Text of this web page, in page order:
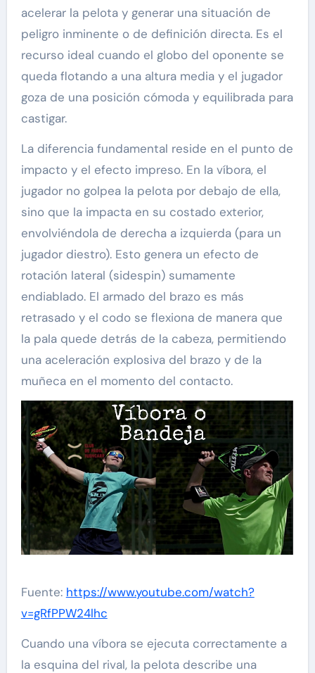
acelerar la pelota y generar una situación de
peligro inminente o de definición directa. Es el
recurso ideal cuando el globo del oponente se
queda flotando a una altura media y el jugador
goza de una posición cómoda y equilibrada para
castigar.
La diferencia fundamental reside en el punto de
impacto y el efecto impreso. En la víbora, el
jugador no golpea la pelota por debajo de ella,
sino que la impacta en su costado exterior,
envolviéndola de derecha a izquierda (para un
jugador diestro). Esto genera un efecto de
rotación lateral (sidespin) sumamente
endiablado. El armado del brazo es más
retrasado y el codo se flexiona de manera que
la pala quede detrás de la cabeza, permitiendo
una aceleración explosiva del brazo y de la
muñeca en el momento del contacto.
Fuente: https://www.youtube.com/watch?
v=gRfPPW24lhc
Cuando una víbora se ejecuta correctamente a
la esquina del rival, la pelota describe una